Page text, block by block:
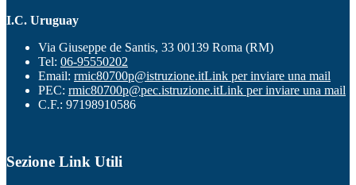
I.C. Uruguay
Via Giuseppe de Santis, 33 00139 Roma (RM)
Tel: 06-95550202
Email: rmic80700p@istruzione.itLink per inviare una mail
PEC: rmic80700p@pec.istruzione.itLink per inviare una mail
C.F.: 97198910586
Sezione Link Utili